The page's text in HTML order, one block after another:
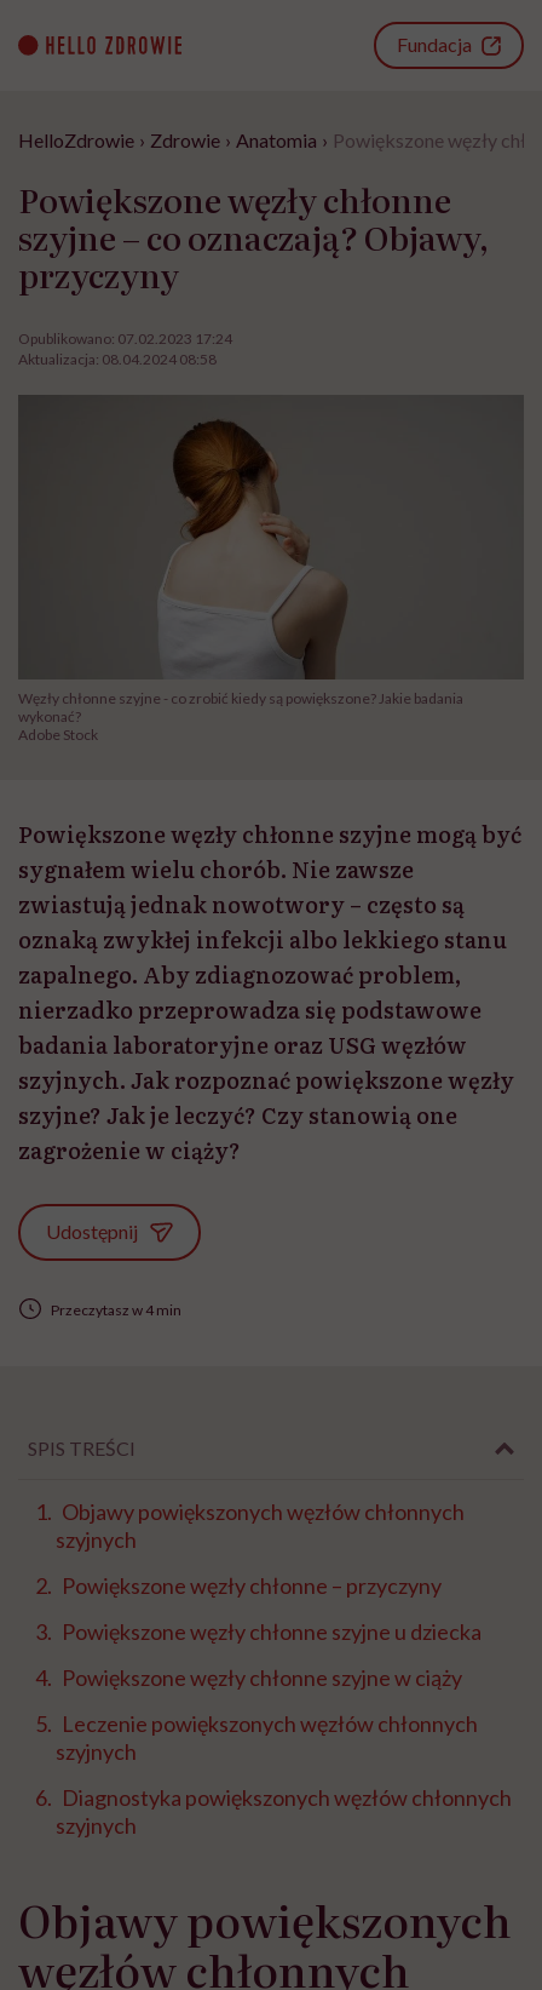
content
Fundacja
HelloZdrowie › Zdrowie › Anatomia › Powiększone węzły
Powiększone węzły chłonne
szyjne – co oznaczają? Objawy,
przyczyny
Opublikowano: 07.02.2023 17:24
Aktualizacja: 08.04.2024 08:58
Węzły chłonne szyjne - co zrobić kiedy są powiększone? Jakie badania
wykonać?
Adobe Stock
Powiększone węzły chłonne szyjne mogą być
sygnałem wielu chorób. Nie zawsze
zwiastują jednak nowotwory – często są
oznaką zwykłej infekcji albo lekkiego stanu
zapalnego. Aby zdiagnozować problem,
nierzadko przeprowadza się podstawowe
badania laboratoryjne oraz USG węzłów
szyjnych. Jak rozpoznać powiększone węzły
szyjne? Jak je leczyć? Czy stanowią one
zagrożenie w ciąży?
Udostępnij
Przeczytasz w 4 min
SPIS TREŚCI
Objawy powiększonych węzłów chłonnych
szyjnych
Powiększone węzły chłonne – przyczyny
Powiększone węzły chłonne szyjne u dziecka
Powiększone węzły chłonne szyjne w ciąży
Leczenie powiększonych węzłów chłonnych
szyjnych
Diagnostyka powiększonych węzłów chłonnych
szyjnych
Objawy powiększonych
węzłów chłonnych